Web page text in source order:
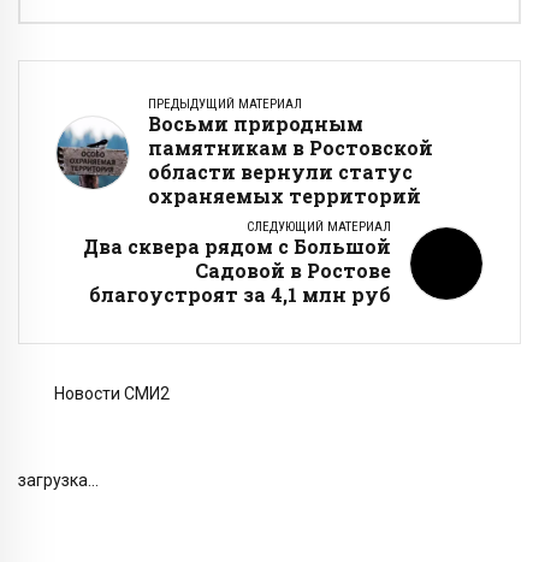
ПРЕДЫДУЩИЙ МАТЕРИАЛ
Восьми природным
памятникам в Ростовской
области вернули статус
охраняемых территорий
СЛЕДУЮЩИЙ МАТЕРИАЛ
Два сквера рядом с Большой
Садовой в Ростове
благоустроят за 4,1 млн руб
Новости СМИ2
загрузка...